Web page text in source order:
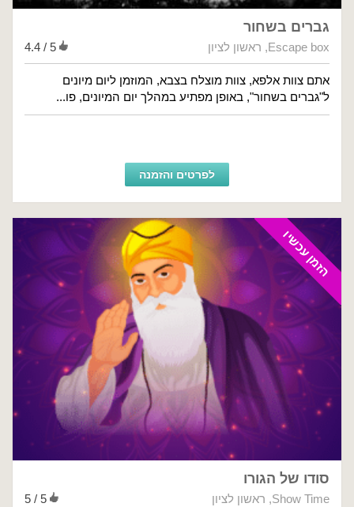
גברים בשחור
Escape box
, ראשון לציון 4.4 / 5
אתם צוות אלפא, צוות מוצלח בצבא, המוזמן ליום מיונים
ל"גברים בשחור", באופן מפתיע במהלך יום המיונים, פו...
לפרטים והזמנה
הזמן עכשיו
סודו של הגורו
Show Time
, ראשון לציון 5 / 5